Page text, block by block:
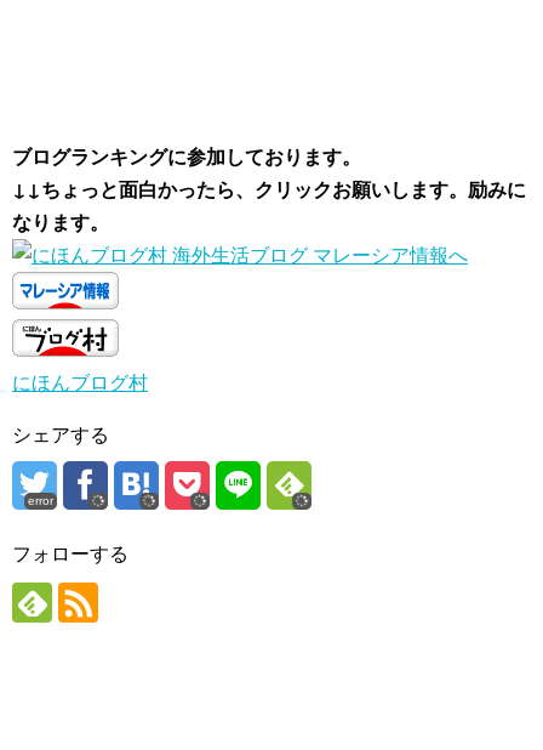
ブログランキングに参加しております。
↓↓ちょっと面白かったら、クリックお願いします。励みに
なります。
にほんブログ村
シェアする
error
フォローする